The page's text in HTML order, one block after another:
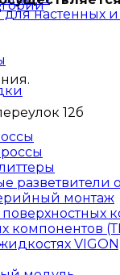
для настенных
разветвители
монтаж
12б